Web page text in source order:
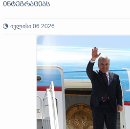
ინტეგრაციას
ივლისი 06 2026